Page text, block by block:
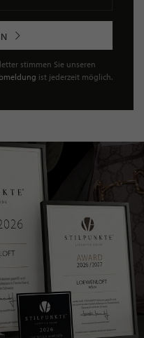
stimmen Sie unseren
ist jederzeit möglich.